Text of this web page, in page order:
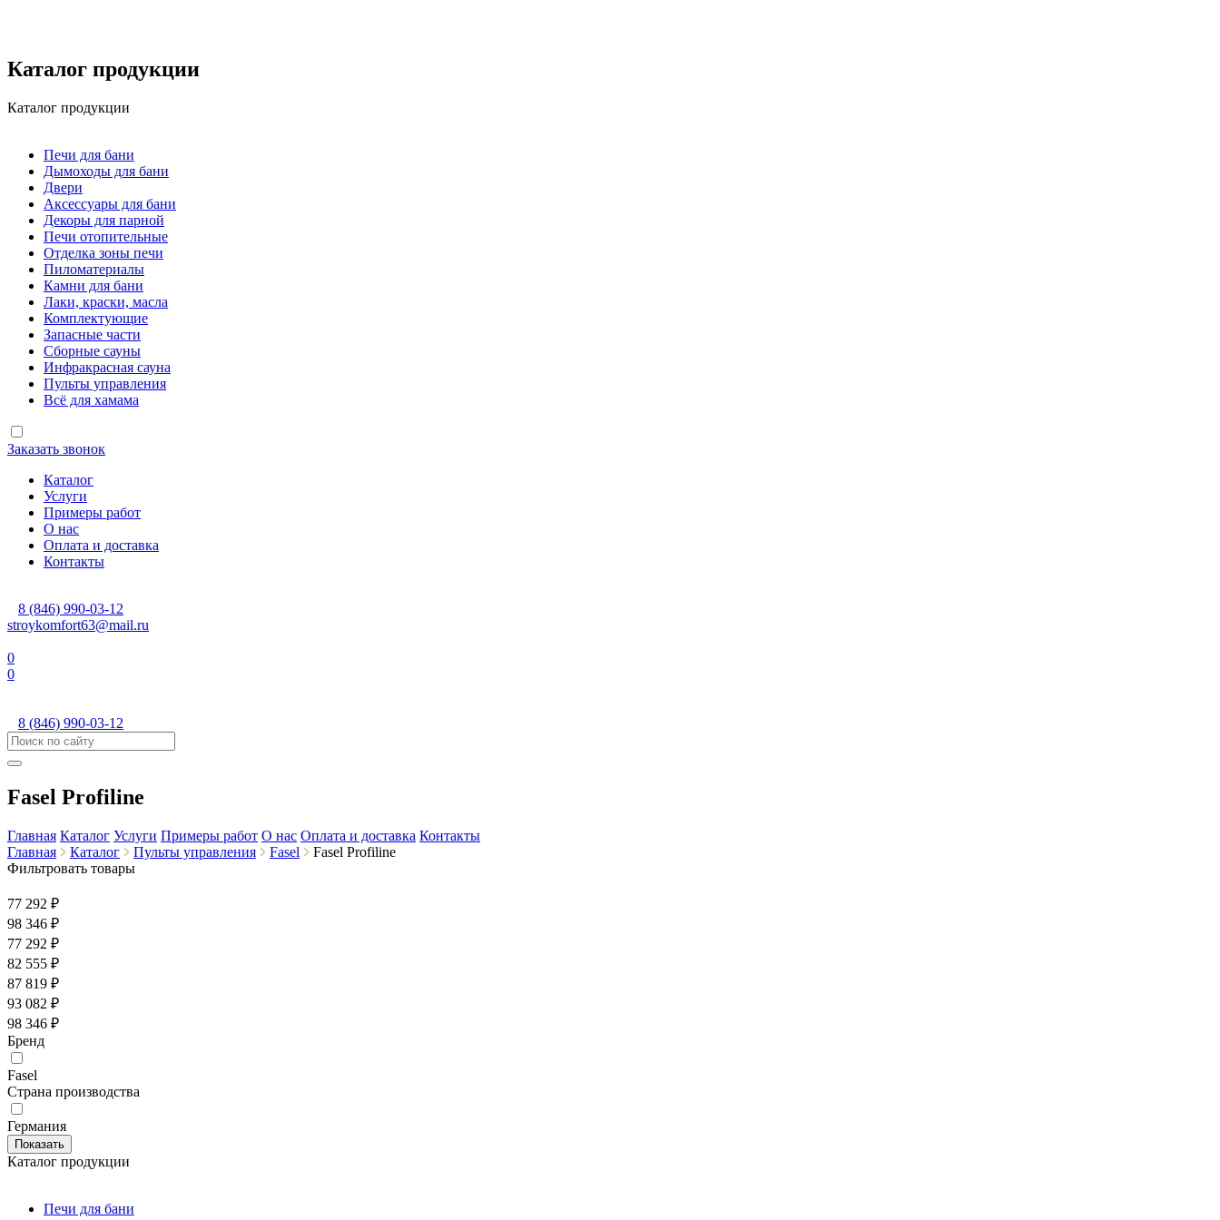
Каталог продукции
Каталог продукции
Печи для бани
Дымоходы для бани
Двери
Аксессуары для бани
Декоры для парной
Печи отопительные
Отделка зоны печи
Пиломатериалы
Камни для бани
Лаки, краски, масла
Комплектующие
Запасные части
Сборные сауны
Инфракрасная сауна
Пульты управления
Всё для хамама
Заказать звонок
Каталог
Услуги
Примеры работ
О нас
Оплата и доставка
Контакты
8 (846) 990-03-12
stroykomfort63@mail.ru
0
0
8 (846) 990-03-12
Fasel Profiline
Главная Каталог Услуги Примеры работ О нас Оплата и доставка Контакты
Главная
Каталог Пульты управления Fasel
Fasel Profiline
Фильтровать товары
77 292 ₽
98 346 ₽
77 292 ₽
82 555 ₽
87 819 ₽
93 082 ₽
98 346 ₽
Бренд
Fasel
Страна производства
Германия
Каталог продукции
Печи для бани